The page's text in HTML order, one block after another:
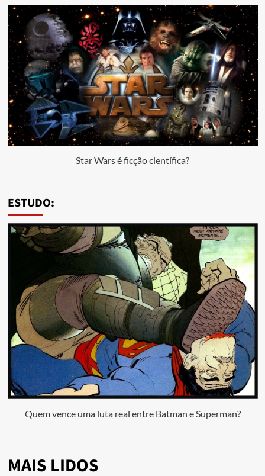
Star Wars é ficção científica?
ESTUDO:
Quem vence uma luta real entre Batman e Superman?
MAIS LIDOS